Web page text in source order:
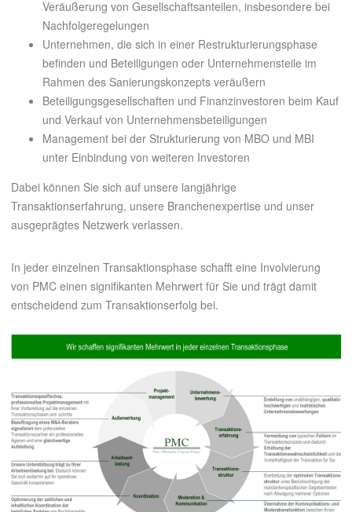
Veräußerung von Gesellschaftsanteilen, insbesondere bei
Nachfolgeregelungen
Unternehmen, die sich in einer Restrukturierungsphase
befinden und Beteiligungen oder Unternehmensteile im
Rahmen des Sanierungskonzepts veräußern
Beteiligungsgesellschaften und Finanzinvestoren beim Kauf
und Verkauf von Unternehmensbeteiligungen
Management bei der Strukturierung von MBO und MBI
unter Einbindung von weiteren Investoren
Dabei können Sie sich auf unsere langjährige
Transaktionserfahrung, unsere Branchenexpertise und unser
ausgeprägtes Netzwerk verlassen.
In jeder einzelnen Transaktionsphase schafft eine Involvierung
von PMC einen signifikanten Mehrwert für Sie und trägt damit
entscheidend zum Transaktionserfolg bei.